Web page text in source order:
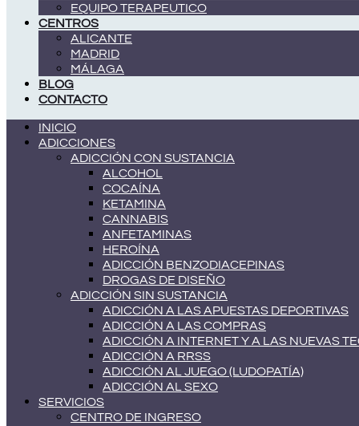
EQUIPO TERAPEUTICO
CENTROS
ALICANTE
MADRID
MÁLAGA
BLOG
CONTACTO
INICIO
ADICCIONES
ADICCIÓN CON SUSTANCIA
ALCOHOL
COCAÍNA
KETAMINA
CANNABIS
ANFETAMINAS
HEROÍNA
ADICCIÓN BENZODIACEPINAS
DROGAS DE DISEÑO
ADICCIÓN SIN SUSTANCIA
ADICCIÓN A LAS APUESTAS DEPORTIVAS
ADICCIÓN A LAS COMPRAS
ADICCIÓN A INTERNET Y A LAS NUEVAS
ADICCIÓN A RRSS
ADICCIÓN AL JUEGO (LUDOPATÍA)
ADICCIÓN AL SEXO
SERVICIOS
CENTRO DE INGRESO